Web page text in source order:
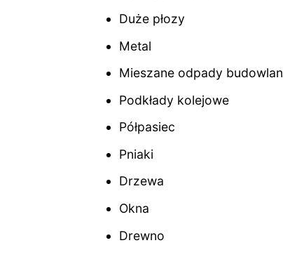
Duże płozy
Metal
Mieszane odpady
Podkłady kolejowe
Półpasiec
Pniaki
Drzewa
Okna
Drewno